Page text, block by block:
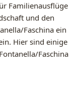
Familienausflüge
und den
Faschina ein
Hier sind einige
Faschina